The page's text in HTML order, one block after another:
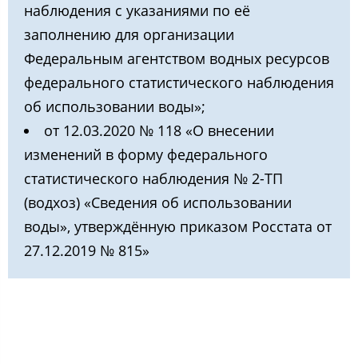
наблюдения с указаниями по её
заполнению для организации
Федеральным агентством водных ресурсов
федерального статистического наблюдения
об использовании воды»;
от 12.03.2020 № 118 «О внесении
изменений в форму федерального
статистического наблюдения № 2-ТП
(водхоз) «Сведения об использовании
воды», утверждённую приказом Росстата от
27.12.2019 № 815»